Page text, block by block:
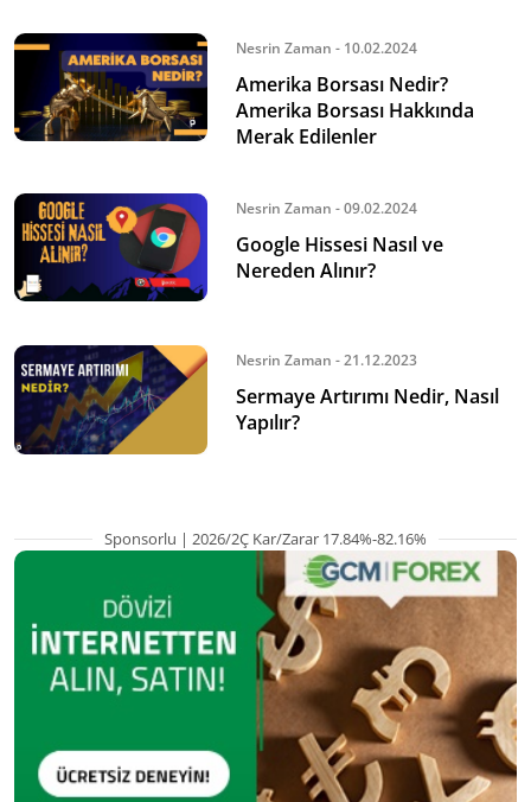
Nesrin Zaman - 10.02.2024
Amerika Borsası Nedir?
Amerika Borsası Hakkında
Merak Edilenler
Nesrin Zaman - 09.02.2024
Google Hissesi Nasıl ve
Nereden Alınır?
Nesrin Zaman - 21.12.2023
Sermaye Artırımı Nedir, Nasıl
Yapılır?
Sponsorlu | 2026/2Ç Kar/Zarar 17.84%-82.16%